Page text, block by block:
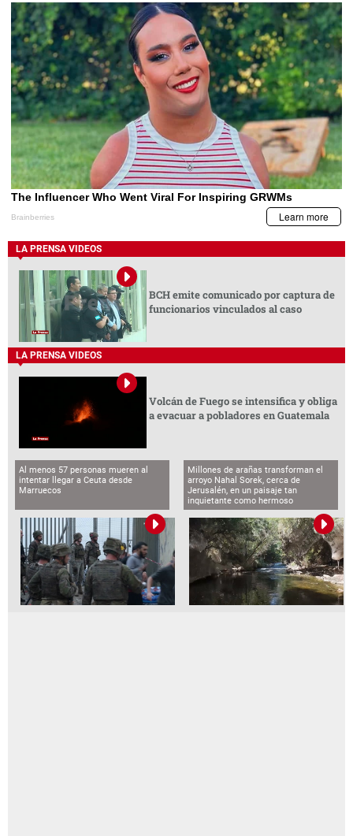
LA PRENSA VIDEOS
BCH emite comunicado por captura de
funcionarios vinculados al caso
LA PRENSA VIDEOS
Volcán de Fuego se intensifica y obliga
a evacuar a pobladores en Guatemala
Al menos 57 personas mueren al
intentar llegar a Ceuta desde
Marruecos
Millones de arañas transforman el
arroyo Nahal Sorek, cerca de
Jerusalén, en un paisaje tan
inquietante como hermoso